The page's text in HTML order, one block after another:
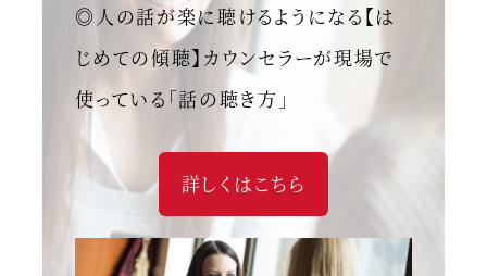
◎人の話が楽に聴けるようになる【は
じめての傾聴】カウンセラーが現場で
使っている「話の聴き方」
詳しくはこちら